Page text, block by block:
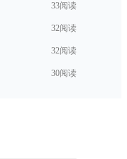
33阅读
32阅读
32阅读
30阅读